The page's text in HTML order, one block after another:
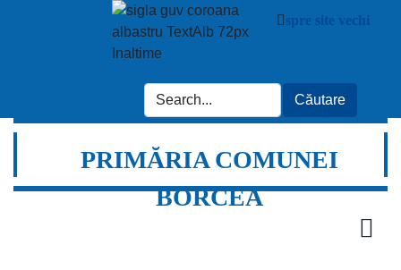
spre site vechi
PRIMĂRIA COMUNEI
BORCEA